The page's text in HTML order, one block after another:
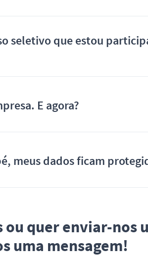
seletivo que estou
E agora?
meus dados ficam
quer enviar-nos
uma mensagem!